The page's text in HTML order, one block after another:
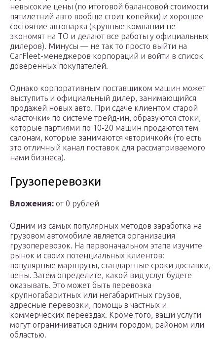
невысокие цены (по итоговой балансовой стоимости
пятилетний авто вообще стоит копейки) и хорошее
состояние автопарка (крупные компании не
экономят на ТО и делают все работы у официальных
дилеров). Минусы — не так то просто выйти на
CarFleet-менеджеров корпораций и войти в список
доверенных покупателей.
Однако корпоративным поставщиком машин может
выступить и официальный дилер, занимающийся
продажей новых авто. При сдаче клиентом старой
«ласточки» по системе трейд-ин, образуются стоки,
которые партиями по 10-20 машин продаются тем
салонам, которые занимаются «вторичкой» (то есть
это отличный канал поставок для рассматриваемого
нами бизнеса).
Грузоперевозки
Вложения: от 0 рублей
Одним из самых популярных методов заработка на
грузовом автомобиле является организация
грузоперевозок. На первоначальном этапе изучите
рынок и своих потенциальных клиентов:
популярные маршруты, стандартные сроки доставки,
цены. Затем определите, какой вид услуг будете
оказывать. Это может быть перевозка
крупногабаритных или негабаритных грузов,
адресные перевозки, помощь в частных и
коммерческих переездах. Кроме того, ваши услуги
могут ограничиваться одним городом, районом или
областью.